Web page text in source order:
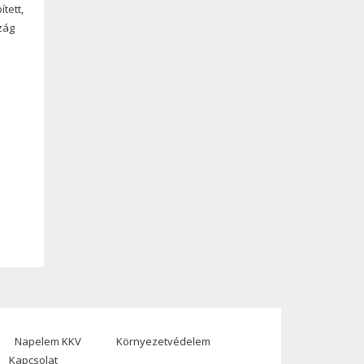
Napelem KKV
Környezetvédelem
Kapcsolat